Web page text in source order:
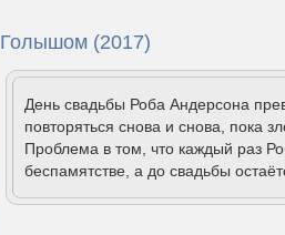
Голышом (2017)
День свадьбы Роба Андерсона
повторяться снова и снова, пока
Проблема в том, что каждый раз
беспамятстве, а до свадьбы